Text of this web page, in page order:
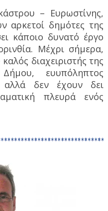
– Ευρωστίνης,
αρκετοί δημότες της
κάποιο δυνατό έργο
Μέχρι σήμερα,
διαχειριστής της
ευυπόληπτος
αλλά δεν έχουν δει
πλευρά ενός